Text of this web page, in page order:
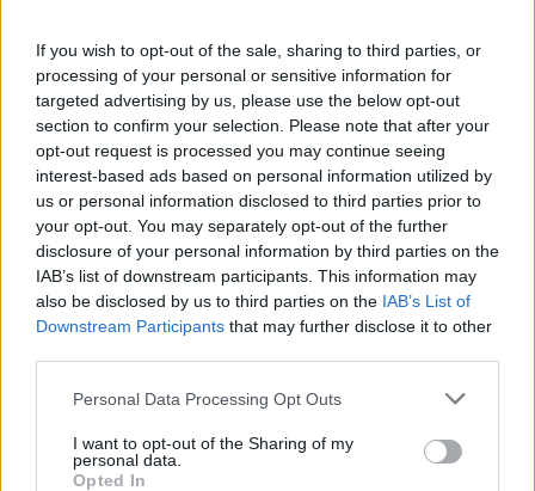
If you wish to opt-out of the sale, sharing to third parties, or
processing of your personal or sensitive information for
targeted advertising by us, please use the below opt-out
section to confirm your selection. Please note that after your
opt-out request is processed you may continue seeing
interest-based ads based on personal information utilized by
us or personal information disclosed to third parties prior to
your opt-out. You may separately opt-out of the further
disclosure of your personal information by third parties on the
IAB’s list of downstream participants. This information may
also be disclosed by us to third parties on the IAB’s List of
Downstream Participants that may further disclose it to other
Personal Data Processing Opt Outs
I want to opt-out of the Sharing of my
personal data.
Opted In
ΔΕΙΤΕ ΕΠΙΣΗΣ
ΣΤΗΝ ΙΔΙΑ ΚΑΤΗΓΟΡΙΑ
«Δεν θα το ξεχάσω όσο ζω»: Η
συγκλονιστική εξομολόγηση
της Αγγελικής Ηλιάδη για τη
ΣΉΜΕΡΑ
Η τραγουδίστρια περιέγραψε μέσα από
το Instagram μια εμπειρία που λέει πως